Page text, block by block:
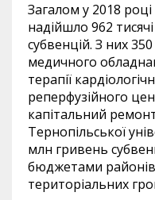
Загалом у 2018
надійшло 962
субвенцій. З них 350
медичного
терапії
реперфузійного
капітальний
Тернопільської
млн гривень
бюджетами районів
територіальних